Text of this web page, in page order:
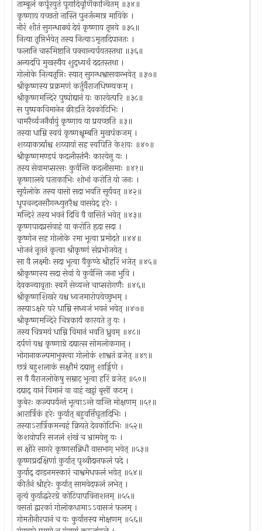
ताम्बूलं कर्पूरयुतं पूगादिचूर्णिकान्वितम् ॥३४॥
कृष्णाय यच्छतो नास्ति पुनर्जन्मात्र मायिके ।
नीरं शीतं सुगन्धाढ्यं देयं कृष्णाय तृप्तये ॥३५॥
नित्या तृप्तिर्भवेत् तस्य नित्याऽमृतादिपानतः ।
फलानि चारुमिष्टानि पक्वान्यर्पयतस्तथा ॥३६॥
अन्यदपि मुखस्यैव शुद्ध्यर्थं ददतस्तथा ।
गोलोके नित्यतृप्तिः स्यात् सुगन्धश्वासवान्भवेत् ॥३७॥
श्रीकृष्णस्य प्रक्रमणं कर्तुर्वैराजधिष्ण्यकम् ।
श्रीकृष्णमन्दिरे पुष्पोद्यानं यः कारयेत्परि ॥३८॥
स पुष्पकविमानेन क्रीडति देवकोटिभिः ।
चामरैर्व्यजनैर्वायुं कृष्णाय या प्रयच्छति ॥३॥
तस्या धाम्नि स्वयं कृष्णश्चूम्बति मुखपंकजम् ।
शय्याकर्त्र्याश्च शय्यायां सह स्वपिति केशवः ॥४०॥
श्रीकृष्णमण्डपं कदलीस्तंभैः कारयेत्तु यः ।
तस्य सेवामप्सरसः कुर्वन्ति कदलीसमाः ॥४१॥
कृष्णालये पताकाभिः शोभां करोति यो जनः ।
सूर्यलोके तस्य वासो सदा भवति सूर्यवत् ॥४२॥
धूपचन्दनसौगन्ध्युत्तरैश्च वासयेद् हरेः ।
मन्दिरं तस्य भवनं दिवि वै वासितं भवेत् ॥४३॥
कृष्णपादप्रसंवाहं या करोति हृदा सदा ।
कृष्णेन सह गोलोके रमा भूत्वा प्रमोदते ॥४४॥
भोजनं नूतनं कृत्वा श्रीकृष्णं संप्रभोजयेत् ।
सा वै लक्ष्मीः सदा भूत्वा वैकुण्ठे श्रीहरिं भजेत् ॥४५॥
श्रीकृष्णस्य सदा सेवां ये कुर्वन्ति जना भुवि ।
देवकन्यावृताः स्वर्गे सेव्यन्ते चाप्सरोगणैः ॥४६॥
श्रीकृष्णशिखरे यश्च ध्वजमारोपयेच्छुभम् ।
तस्याऽक्षरे परे धाम्नि सध्वजं भवनं भवेत् ॥४७॥
श्रीकृष्णमन्दिरे चित्रकार्यं कारयते तु यः ।
तस्य चित्रमयं धाम्नि विमानं भवति ध्रुवम् ॥४८॥
दर्पणं यश्च कृष्णाग्रे दद्यात्स सोमलोकगान् ।
भोगानाकल्पमाभुक्त्वा गोलोकं शाश्वतं व्रजेत् ॥४९॥
छत्रं बहुशलाकं सक्षौमं दद्यात्तु शार्ङ्गिणे ।
स वै वैराजलोकेषु सम्राट् भूत्वा हरिं व्रजेत् ॥५०॥
दद्याद् यानं विमानं वा वाहं खट्वां बृसीं कटम् ।
कुबेरः कल्पपर्यन्तं भूत्वाऽन्ते यान्ति मोक्षणम् ॥५१॥
आरार्त्रिकं हरेः कुर्यात् बहुवर्त्तिघृतादिभिः ।
तस्याऽरार्त्रिकमन्वहं क्रियते देवकोटिभिः ॥५२॥
केशवोपरि सजलं शंखं च भ्रामयेत्तु यः ।
स क्षीरे सागरे कृष्णसन्निधौ वासभाग् भवेत् ॥५३॥
कृष्णप्रदक्षिणां कुर्यात् पृथ्वीदानफलं पदे ।
कुर्याद् दण्डनमस्कारं चाश्वमेधफलं भवेत् ॥५४॥
कीर्तनं श्रीहरेः कुर्यात् सामवेदफलं लभेत् ।
नृत्यं कुर्याद्धरेरग्रे कोटिपापविनाशनम् ॥५५॥
वसतां द्वारकां गोलोकधामाऽऽवासजं फलम् ।
गोमतीनीरपानं च यः कुर्यात्तस्य मोक्षणम् ॥५६॥